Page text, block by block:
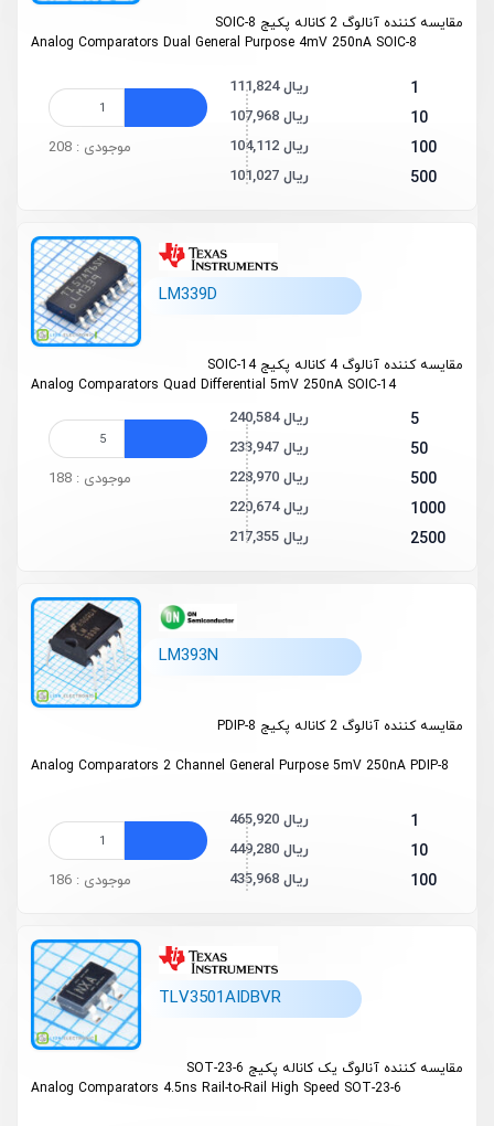
مقایسه کننده آنالوگ 2 کاناله پکیج SOIC-8
Analog Comparators Dual General Purpose 4mV 250nA SOIC-8
1 111,824 ریال
10 107,968 ریال
100 104,112 ریال
500 101,027 ریال
موجودی : 208
LM339D
مقایسه کننده آنالوگ 4 کاناله پکیج SOIC-14
Analog Comparators Quad Differential 5mV 250nA SOIC-14
5 240,584 ریال
50 233,947 ریال
500 228,970 ریال
1000 220,674 ریال
2500 217,355 ریال
موجودی : 188
LM393N
مقایسه کننده آنالوگ 2 کاناله پکیج PDIP-8
Analog Comparators 2 Channel General Purpose 5mV 250nA PDIP-8
1 465,920 ریال
10 449,280 ریال
100 435,968 ریال موجودی : 186
TLV3501AIDBVR
مقایسه کننده آنالوگ یک کاناله پکیج SOT-23-6
Analog Comparators 4.5ns Rail-to-Rail High Speed SOT-23-6